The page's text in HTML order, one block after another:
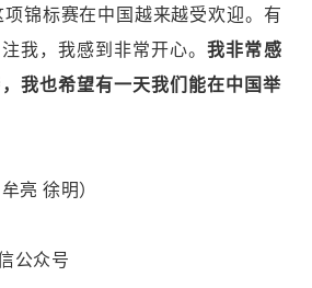
项锦标赛在中国越来越受欢迎。有
我，我感到非常开心。我非常感
我也希望有一天我们能在中国举
亮 徐明）
公众号